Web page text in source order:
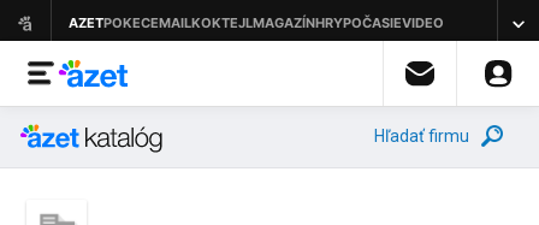
Hľadať firmu